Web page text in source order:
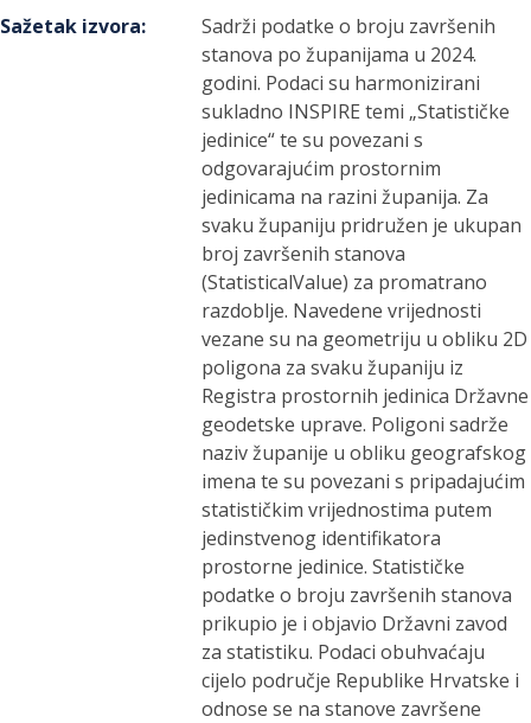
Sažetak izvora:
Sadrži podatke o broju završenih
stanova po županijama u 2024.
godini. Podaci su harmonizirani
sukladno INSPIRE temi „Statističke
jedinice“ te su povezani s
odgovarajućim prostornim
jedinicama na razini županija. Za
svaku županiju pridružen je ukupan
broj završenih stanova
(StatisticalValue) za promatrano
razdoblje. Navedene vrijednosti
vezane su na geometriju u obliku 2D
poligona za svaku županiju iz
Registra prostornih jedinica Državne
geodetske uprave. Poligoni sadrže
naziv županije u obliku geografskog
imena te su povezani s pripadajućim
statističkim vrijednostima putem
jedinstvenog identifikatora
prostorne jedinice. Statističke
podatke o broju završenih stanova
prikupio je i objavio Državni zavod
za statistiku. Podaci obuhvaćaju
cijelo područje Republike Hrvatske i
odnose se na stanove završene